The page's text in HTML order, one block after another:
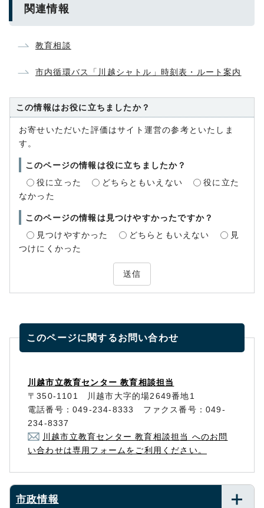
関連情報
教育相談
市内循環バス「川越シャトル」時刻表・ルート案内
この情報はお役に立ちましたか？
お寄せいただいた評価はサイト運営の参考といたしま
す。
このページの情報は役に立ちましたか？
役に立った
どちらともいえない
役に立た
なかった
このページの情報は見つけやすかったですか？
見つけやすかった
どちらともいえない
見
つけにくかった
送信
このページに関するお問い合わせ
川越市立教育センター 教育相談担当
〒350-1101 川越市大字的場2649番地1
電話番号：049-234-8333 ファクス番号：049-
234-8337
川越市立教育センター 教育相談担当 へのお問
い合わせは専用フォームをご利用ください。
市政情報